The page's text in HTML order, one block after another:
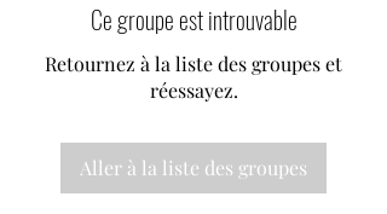
Ce groupe est introuvable
Retournez à la liste des groupes et
réessayez.
Aller à la liste des groupes